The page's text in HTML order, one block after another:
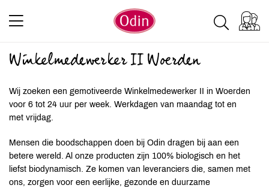
Winkelmedewerker II Woerden
Wij zoeken een gemotiveerde Winkelmedewerker II in Woerden
voor 6 tot 24 uur per week. Werkdagen van maandag tot en
met vrijdag.
Mensen die boodschappen doen bij Odin dragen bij aan een
betere wereld. Al onze producten zijn 100% biologisch en het
liefst biodynamisch. Ze komen van leveranciers die, samen met
ons, zorgen voor een eerlijke, gezonde en duurzame